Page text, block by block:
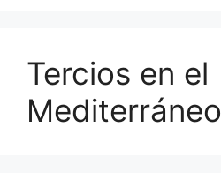
Tercios en el
Mediterráneo